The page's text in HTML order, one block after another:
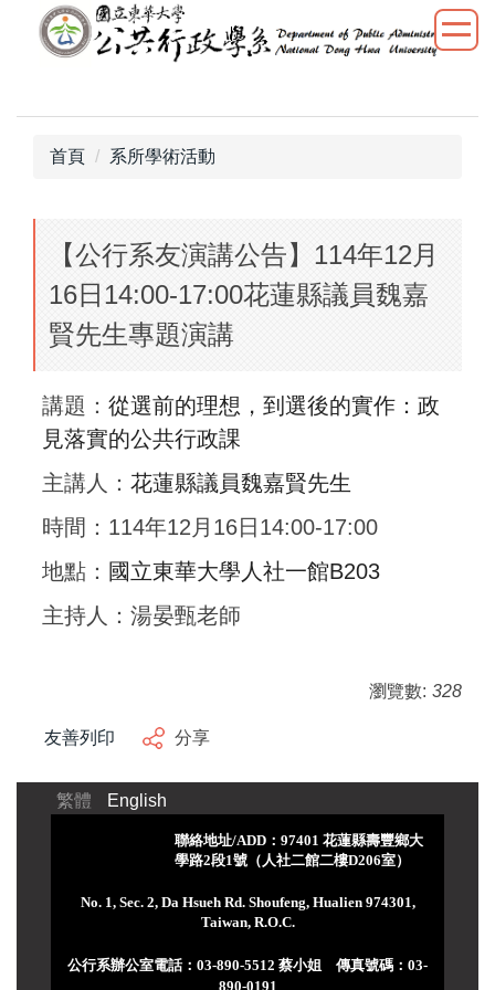
內
首頁 系所學術活動
【公行系友演講公告】114年12月
16日14:00-17:00花蓮縣議員魏嘉
賢先生專題演講
講題： 從選前的理想，到選後的實作：政
見落實的公共行政課
主講人： 花蓮縣議員魏嘉賢先生
時間： 114年12月16日14:00-17:00
地點： 國立東華大學人社一館B203
主持人：湯晏甄老師
瀏覽數: 328
友善列印 分享
繁體 English
聯絡地址/ADD：97401 花蓮縣壽豐鄉大
學路2段1號（人社二館二樓D206室）
No. 1, Sec. 2, Da Hsueh Rd. Shoufeng, Hualien 974301,
Taiwan, R.O.C.
公行系辦公室電話：03-890-5512 蔡小姐 傳真號碼：03-
890-0191